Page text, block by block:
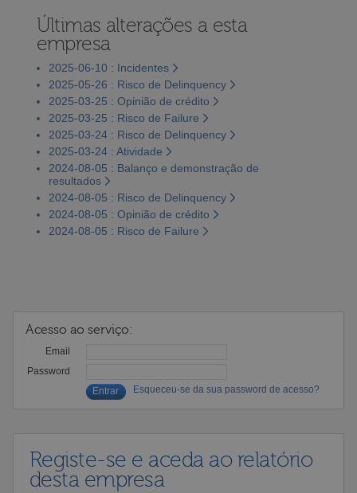
Últimas alterações a esta
empresa
2025-06-10 : Incidentes
2025-05-26 : Risco de Delinquency
2025-03-25 : Opinião de crédito
2025-03-25 : Risco de Failure
2025-03-24 : Risco de Delinquency
2025-03-24 : Atividade
2024-08-05 : Balanço e demonstração de
resultados
2024-08-05 : Risco de Delinquency
2024-08-05 : Opinião de crédito
2024-08-05 : Risco de Failure
Acesso ao serviço:
Email
Password
Esqueceu-se da sua password de acesso?
Registe-se e aceda ao relatório
desta empresa